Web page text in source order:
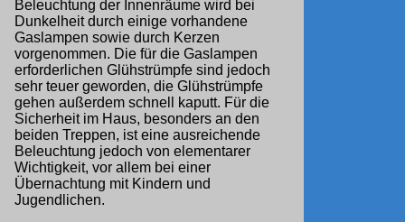
Beleuchtung der Innenräume wird bei
Dunkelheit durch einige vorhandene
Gaslampen sowie durch Kerzen
vorgenommen. Die für die Gaslampen
erforderlichen Glühstrümpfe sind jedoch
sehr teuer geworden, die Glühstrümpfe
gehen außerdem schnell kaputt. Für die
Sicherheit im Haus, besonders an den
beiden Treppen, ist eine ausreichende
Beleuchtung jedoch von elementarer
Wichtigkeit, vor allem bei einer
Übernachtung mit Kindern und
Jugendlichen.